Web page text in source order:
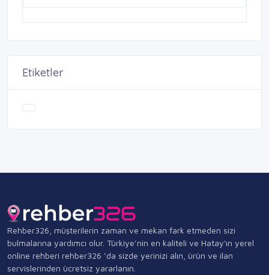
Etiketler
Rehber326, müşterilerin zaman ve mekan fark etmeden sizi
bulmalarına yardımcı olur. Türkiye’nin en kaliteli ve Hatay'ın yerel
online rehberi rehber326 ‘da sizde yerinizi alın, ürün ve ilan
servislerinden ücretsiz yararlanın.